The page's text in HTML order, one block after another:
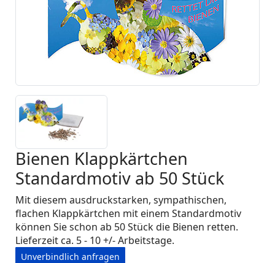
Bienen Klappkärtchen
Standardmotiv ab 50 Stück
Mit diesem ausdruckstarken, sympathischen,
flachen Klappkärtchen mit einem Standardmotiv
können Sie schon ab 50 Stück die Bienen retten.
Lieferzeit ca. 5 - 10 +/- Arbeitstage.
Unverbindlich anfragen